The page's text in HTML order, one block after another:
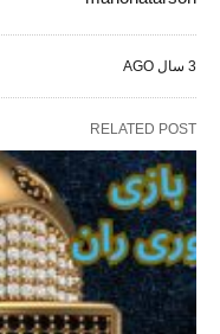
3 سال AGO
RELATED POST